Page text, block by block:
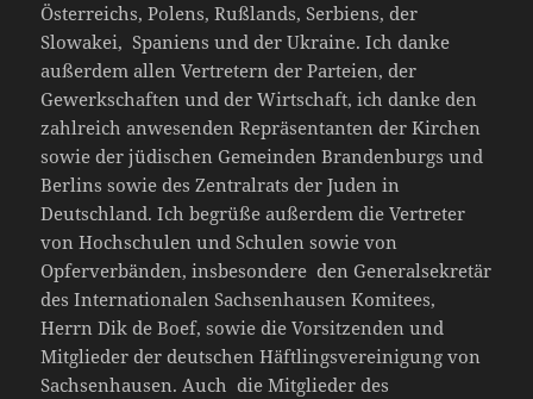
Österreichs, Polens, Rußlands, Serbiens, der
Slowakei, Spaniens und der Ukraine. Ich danke
außerdem allen Vertretern der Parteien, der
Gewerkschaften und der Wirtschaft, ich danke den
zahlreich anwesenden Repräsentanten der Kirchen
sowie der jüdischen Gemeinden Brandenburgs und
Berlins sowie des Zentralrats der Juden in
Deutschland. Ich begrüße außerdem die Vertreter
von Hochschulen und Schulen sowie von
Opferverbänden, insbesondere den Generalsekretär
des Internationalen Sachsenhausen Komitees,
Herrn Dik de Boef, sowie die Vorsitzenden und
Mitglieder der deutschen Häftlingsvereinigung von
Sachsenhausen. Auch die Mitglieder des